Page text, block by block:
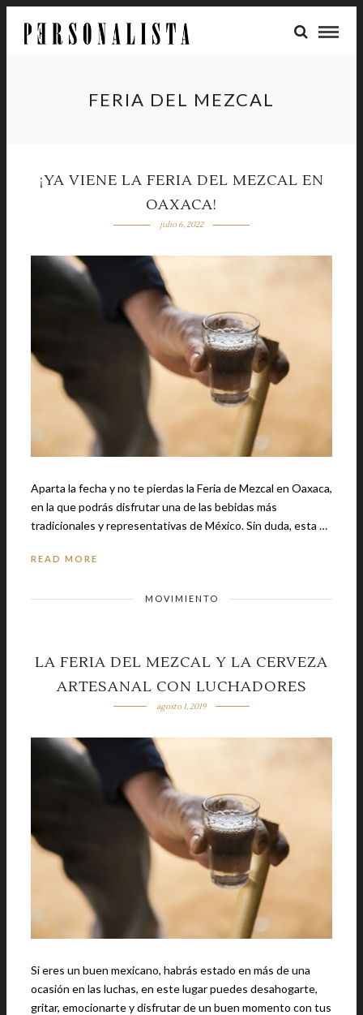
FERIA DEL MEZCAL
¡YA VIENE LA FERIA DEL MEZCAL EN
OAXACA!
julio 6, 2022
Aparta la fecha y no te pierdas la Feria de Mezcal en Oaxaca,
en la que podrás disfrutar una de las bebidas más
tradicionales y representativas de México. Sin duda, esta …
READ MORE
MOVIMIENTO
LA FERIA DEL MEZCAL Y LA CERVEZA
ARTESANAL CON LUCHADORES
agosto 1, 2019
Si eres un buen mexicano, habrás estado en más de una
ocasión en las luchas, en este lugar puedes desahogarte,
gritar, emocionarte y disfrutar de un buen momento con tus